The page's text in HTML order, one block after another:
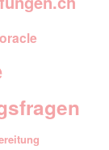
oracle